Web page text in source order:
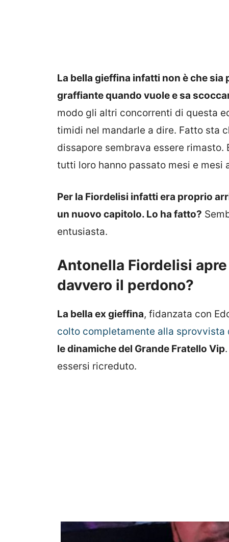
La bella gieffina infatti non è che
graffiante quando vuole e sa
modo gli altri concorrenti di questa
timidi nel mandarle a dire. Fatto sta
dissapore sembrava essere
tutti loro hanno passato mesi e mesi
Per la Fiordelisi infatti era proprio
un nuovo capitolo. Lo ha fatto?
entusiasta.
Antonella Fiordelisi apre
davvero il perdono?
La bella ex gieffina, fidanzata con
colto completamente alla sprovvista
le dinamiche del Grande Fratello Vip
essersi ricreduto.